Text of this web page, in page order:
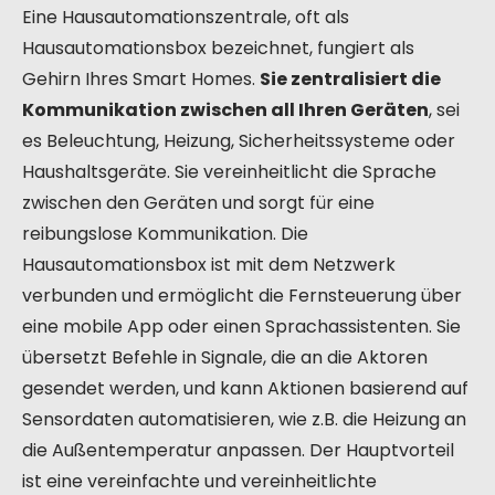
Eine Hausautomationszentrale, oft als
Hausautomationsbox bezeichnet, fungiert als
Gehirn Ihres Smart Homes. Sie zentralisiert die
Kommunikation zwischen all Ihren Geräten, sei
es Beleuchtung, Heizung, Sicherheitssysteme oder
Haushaltsgeräte. Sie vereinheitlicht die Sprache
zwischen den Geräten und sorgt für eine
reibungslose Kommunikation. Die
Hausautomationsbox ist mit dem Netzwerk
verbunden und ermöglicht die Fernsteuerung über
eine mobile App oder einen Sprachassistenten. Sie
übersetzt Befehle in Signale, die an die Aktoren
gesendet werden, und kann Aktionen basierend auf
Sensordaten automatisieren, wie z.B. die Heizung an
die Außentemperatur anpassen. Der Hauptvorteil
ist eine vereinfachte und vereinheitlichte